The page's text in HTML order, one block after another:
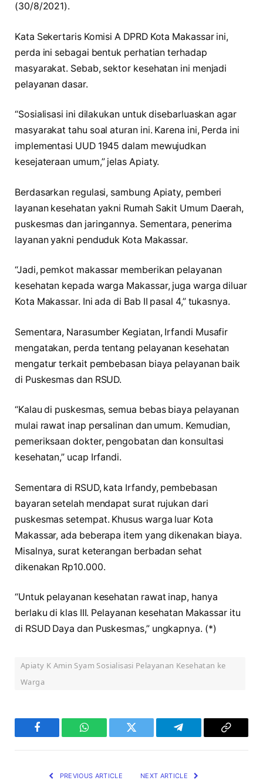
(30/8/2021).
Kata Sekertaris Komisi A DPRD Kota Makassar ini,
perda ini sebagai bentuk perhatian terhadap
masyarakat. Sebab, sektor kesehatan ini menjadi
pelayanan dasar.
“Sosialisasi ini dilakukan untuk disebarluaskan agar
masyarakat tahu soal aturan ini. Karena ini, Perda ini
implementasi UUD 1945 dalam mewujudkan
kesejateraan umum,” jelas Apiaty.
Berdasarkan regulasi, sambung Apiaty, pemberi
layanan kesehatan yakni Rumah Sakit Umum Daerah,
puskesmas dan jaringannya. Sementara, penerima
layanan yakni penduduk Kota Makassar.
“Jadi, pemkot makassar memberikan pelayanan
kesehatan kepada warga Makassar, juga warga diluar
Kota Makassar. Ini ada di Bab II pasal 4,” tukasnya.
Sementara, Narasumber Kegiatan, Irfandi Musafir
mengatakan, perda tentang pelayanan kesehatan
mengatur terkait pembebasan biaya pelayanan baik
di Puskesmas dan RSUD.
“Kalau di puskesmas, semua bebas biaya pelayanan
mulai rawat inap persalinan dan umum. Kemudian,
pemeriksaan dokter, pengobatan dan konsultasi
kesehatan,” ucap Irfandi.
Sementara di RSUD, kata Irfandy, pembebasan
bayaran setelah mendapat surat rujukan dari
puskesmas setempat. Khusus warga luar Kota
Makassar, ada beberapa item yang dikenakan biaya.
Misalnya, surat keterangan berbadan sehat
dikenakan Rp10.000.
“Untuk pelayanan kesehatan rawat inap, hanya
berlaku di klas III. Pelayanan kesehatan Makassar itu
di RSUD Daya dan Puskesmas,” ungkapnya. (*)
Apiaty K Amin Syam Sosialisasi Pelayanan Kesehatan ke
Warga
Facebook WhatsAppTwitter Telegram
Copy
PREVIOUS ARTICLE NEXT ARTICLE